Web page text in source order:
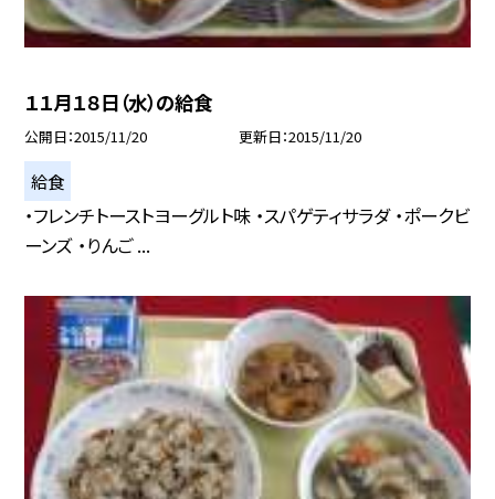
１１月１８日（水）の給食
公開日 2015/11/20 更新日 2015/11/20
給食
・フレンチトーストヨーグルト味 ・スパゲティサラダ ・ポークビ
ーンズ ・りんご ...